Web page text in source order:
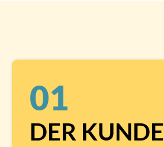
01
DER KUNDE